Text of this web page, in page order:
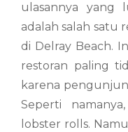
ulasannya yang
adalah salah satu
di Delray Beach.
restoran paling
karena
Seperti
lobster rolls.